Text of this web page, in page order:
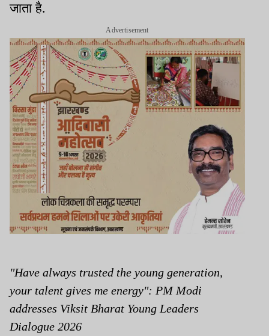
जाता है.
Advertisement
"Have always trusted the young generation,
your talent gives me energy": PM Modi
addresses Viksit Bharat Young Leaders
Dialogue 2026